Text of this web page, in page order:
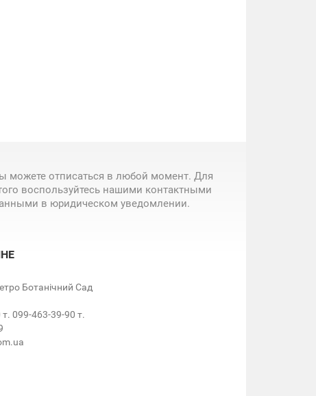
можете отписаться в любой момент. Для
воспользуйтесь нашими контактными
в юридическом уведомлении.
Ботанічний Сад
099-463-39-90 т.